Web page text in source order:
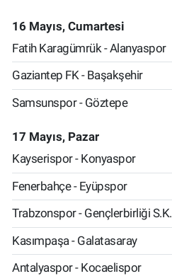
16 Mayıs, Cumartesi
Fatih Karagümrük - Alanyaspor
Gaziantep FK - Başakşehir
Samsunspor - Göztepe
17 Mayıs, Pazar
Kayserispor - Konyaspor
Fenerbahçe - Eyüpspor
Trabzonspor - Gençlerbirliği S.K.
Kasımpaşa - Galatasaray
Antalyaspor - Kocaelispor